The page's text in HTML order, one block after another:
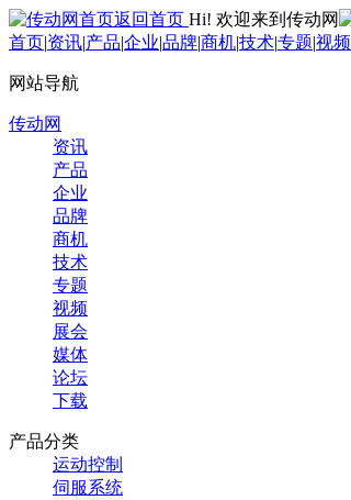
返回首页 Hi! 欢迎来到传动网
首页|资讯|产品|企业|品牌|商机|技术|专题|视频
网站导航
传动网
资讯
产品
企业
品牌
商机
技术
专题
视频
展会
媒体
论坛
下载
产品分类
运动控制
伺服系统